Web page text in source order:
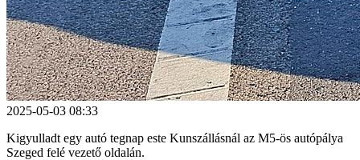
2025-05-03 08:33
Kigyulladt egy autó tegnap este Kunszállásnál az M5-ös autópálya
Szeged felé vezető oldalán.